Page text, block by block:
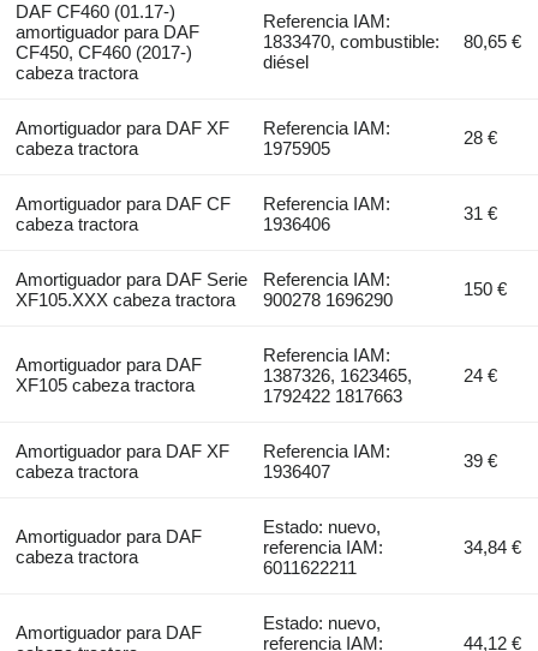
DAF CF460 (01.17-)
amortiguador para DAF
CF450, CF460 (2017-)
cabeza tractora
Referencia IAM:
1833470, combustible:
diésel
80,65 €
Amortiguador para DAF XF
cabeza tractora
Referencia IAM:
1975905
28 €
Amortiguador para DAF CF
cabeza tractora
Referencia IAM:
1936406
31 €
Amortiguador para DAF Serie
XF105.XXX cabeza tractora
Referencia IAM:
900278 1696290
150 €
Amortiguador para DAF
XF105 cabeza tractora
Referencia IAM:
1387326, 1623465,
1792422 1817663
24 €
Amortiguador para DAF XF
cabeza tractora
Referencia IAM:
1936407
39 €
Amortiguador para DAF
cabeza tractora
Estado: nuevo,
referencia IAM:
6011622211
34,84 €
Amortiguador para DAF
Estado: nuevo,
referencia IAM:
44,12 €